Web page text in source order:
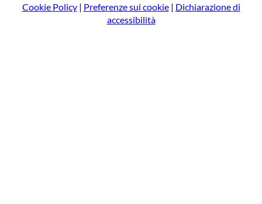
Cookie Policy| Preferenze sui cookie| Dichiarazione di
accessibilità